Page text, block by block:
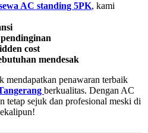
AC standing 5PK, kami
cost
mendesak
penawaran terbaik
berkualitas. Dengan AC
tetap sejuk dan profesional meski di